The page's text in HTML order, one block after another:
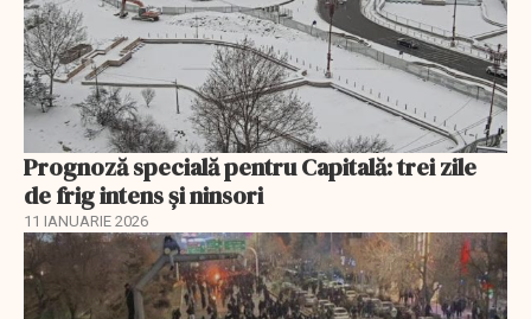
Prognoză specială pentru Capitală: trei zile
de frig intens și ninsori
11 IANUARIE 2026